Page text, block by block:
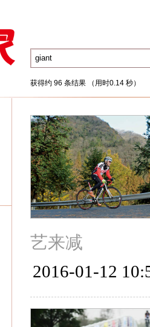
获得约 96 条结果 （用时0.14 秒）
艺来减
2016-01-12